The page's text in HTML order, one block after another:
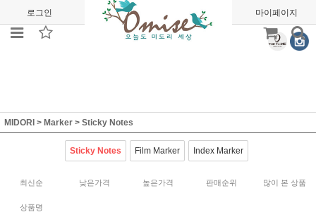
로그인 회원가입 주문조회 마이페이지
MIDORI > Marker > Sticky Notes
Sticky Notes Film Marker Index Marker
최신순 낮은가격 높은가격 판매순위 많이 본 상품
상품명